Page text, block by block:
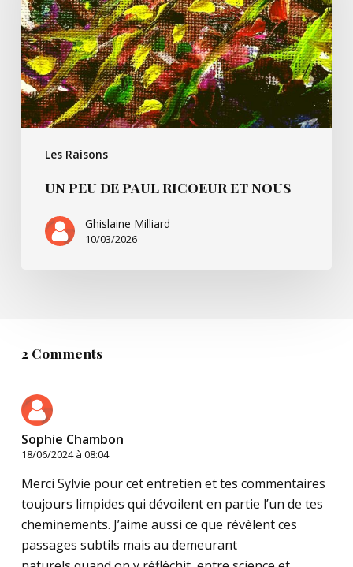
Les Raisons
Ricoeur
et
nous
UN PEU DE PAUL RICOEUR ET NOUS
Ghislaine Milliard
10/03/2026
2 Comments
Sophie Chambon
18/06/2024 à 08:04
Merci Sylvie pour cet entretien et tes commentaires
toujours limpides qui dévoilent en partie l’un de tes
cheminements. J’aime aussi ce que révèlent ces
passages subtils mais au demeurant